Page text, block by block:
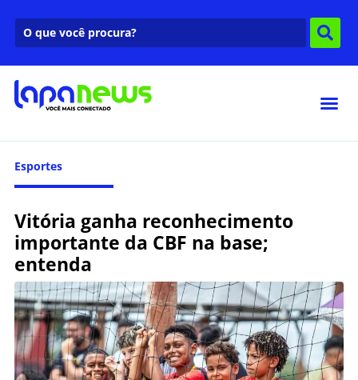
Esportes
Vitória ganha reconhecimento
importante da CBF na base;
entenda